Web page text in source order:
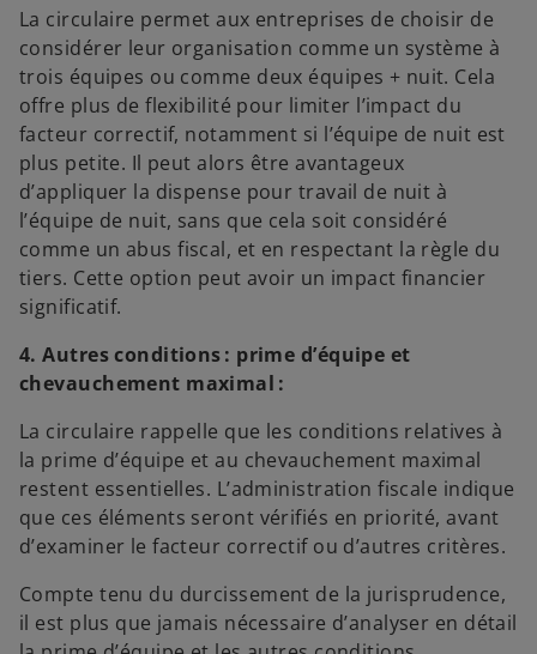
La circulaire permet aux entreprises de choisir de
considérer leur organisation comme un système à
trois équipes ou comme deux équipes + nuit. Cela
offre plus de flexibilité pour limiter l’impact du
facteur correctif, notamment si l’équipe de nuit est
plus petite. Il peut alors être avantageux
d’appliquer la dispense pour travail de nuit à
l’équipe de nuit, sans que cela soit considéré
comme un abus fiscal, et en respectant la règle du
tiers. Cette option peut avoir un impact financier
significatif.
4. Autres conditions : prime d’équipe et
chevauchement maximal :
La circulaire rappelle que les conditions relatives à
la prime d’équipe et au chevauchement maximal
restent essentielles. L’administration fiscale indique
que ces éléments seront vérifiés en priorité, avant
d’examiner le facteur correctif ou d’autres critères.
Compte tenu du durcissement de la jurisprudence,
il est plus que jamais nécessaire d’analyser en détail